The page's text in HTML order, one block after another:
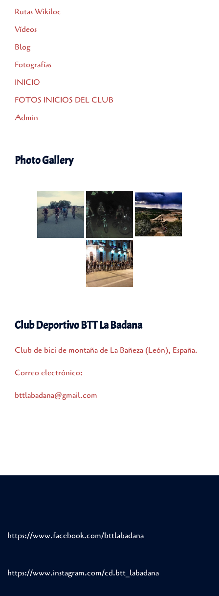
Rutas Wikiloc
Vídeos
Blog
Fotografías
INICIO
FOTOS INICIOS DEL CLUB
Admin
Photo Gallery
Club Deportivo BTT La Badana
Club de bici de montaña de La Bañeza (León), España.
Correo electrónico:
bttlabadana@gmail.com
https://www.facebook.com/bttlabadana
https://www.instagram.com/cd.btt_labadana